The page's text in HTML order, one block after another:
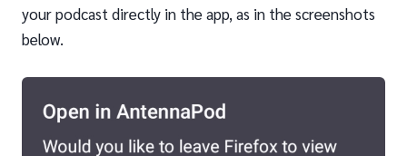
your podcast directly in the app, as in the screenshots
below.